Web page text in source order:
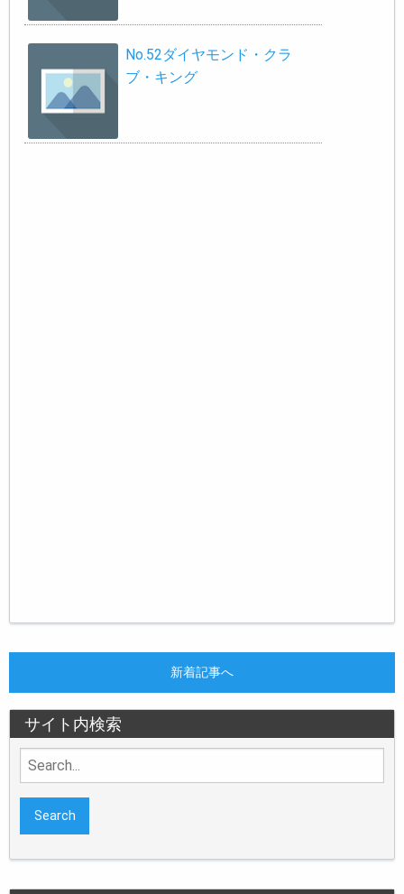
No.52ダイヤモンド・クラ
ブ・キング
新着記事へ
サイト内検索
Search
for: